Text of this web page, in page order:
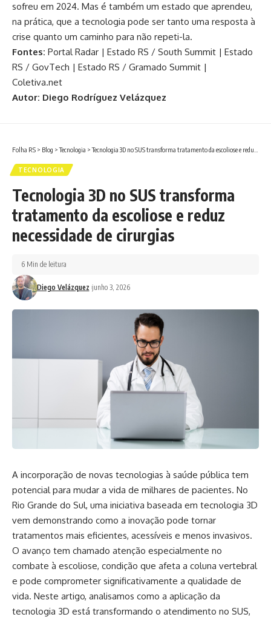
sofreu em 2024. Mas é também um estado que aprendeu,
na prática, que a tecnologia pode ser tanto uma resposta à
crise quanto um caminho para não repeti-la.
Fontes: Portal Radar | Estado RS / South Summit | Estado
RS / GovTech | Estado RS / Gramado Summit |
Coletiva.net
Autor: Diego Rodríguez Velázquez
Folha RS > Blog >Tecnologia >Tecnologia 3D no SUS transforma tratamento da escoliose e reduz necessidade de cirurgias
TECNOLOGIA
Tecnologia 3D no SUS transforma
tratamento da escoliose e reduz
necessidade de cirurgias
Diego Velázquez junho 3, 2026
6 Min de leitura
A incorporação de novas tecnologias à saúde pública tem
potencial para mudar a vida de milhares de pacientes. No
Rio Grande do Sul, uma iniciativa baseada em tecnologia 3D
vem demonstrando como a inovação pode tornar
tratamentos mais eficientes, acessíveis e menos invasivos.
O avanço tem chamado atenção especialmente no
combate à escoliose, condição que afeta a coluna vertebral
e pode comprometer significativamente a qualidade de
vida. Neste artigo, analisamos como a aplicação da
tecnologia 3D está transformando o atendimento no SUS,